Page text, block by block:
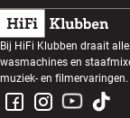
Algemene voorwaarden
Privacybeleid
Klantenclub
Luisteravond
Prijsvragen
Werken bij HiFi Klubben
Cadeaubonnen
Bouwen met geluid
Montage en installatie
Bij HiFi Klubben draait
wasmachines en
muziek- en filmervaringen.